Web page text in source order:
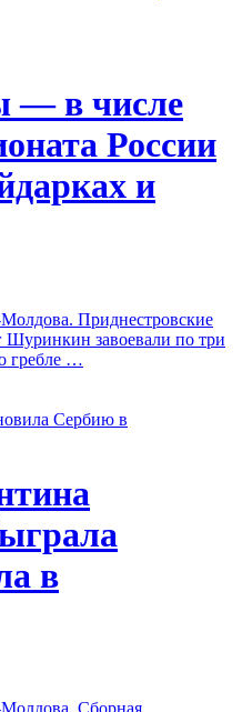
— в числе
России
и
Приднестровские
завоевали по три
гребле …
в